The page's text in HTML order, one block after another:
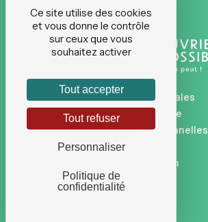
Mentions légales
Plan du site
Données personnelles
Connexion
Ce site utilise des cookies
et vous donne le contrôle
sur ceux que vous
souhaitez activer
Tout accepter
Tout refuser
Personnaliser
Politique de
confidentialité